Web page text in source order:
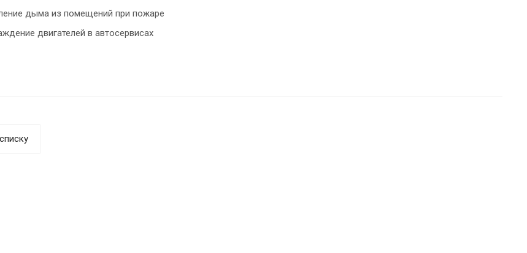
дыма из помещений при пожаре
двигателей в автосервисах